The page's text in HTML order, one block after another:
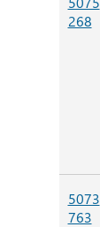
268
5073
763